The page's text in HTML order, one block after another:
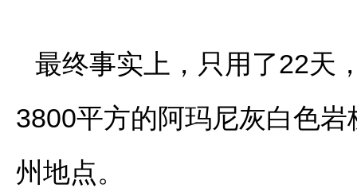
最终事实上，只用了22天
3800平方的阿玛尼灰白色
州地点。